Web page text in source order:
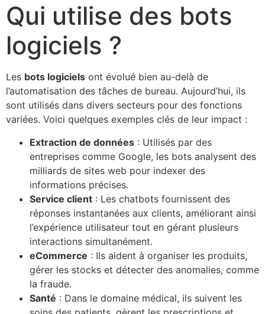
Qui utilise des bots
logiciels ?
Les bots logiciels ont évolué bien au-delà de
l’automatisation des tâches de bureau. Aujourd’hui, ils
sont utilisés dans divers secteurs pour des fonctions
variées. Voici quelques exemples clés de leur impact :
Extraction de données : Utilisés par des
entreprises comme Google, les bots analysent des
milliards de sites web pour indexer des
informations précises.
Service client : Les chatbots fournissent des
réponses instantanées aux clients, améliorant ainsi
l’expérience utilisateur tout en gérant plusieurs
interactions simultanément.
eCommerce : Ils aident à organiser les produits,
gérer les stocks et détecter des anomalies, comme
la fraude.
Santé : Dans le domaine médical, ils suivent les